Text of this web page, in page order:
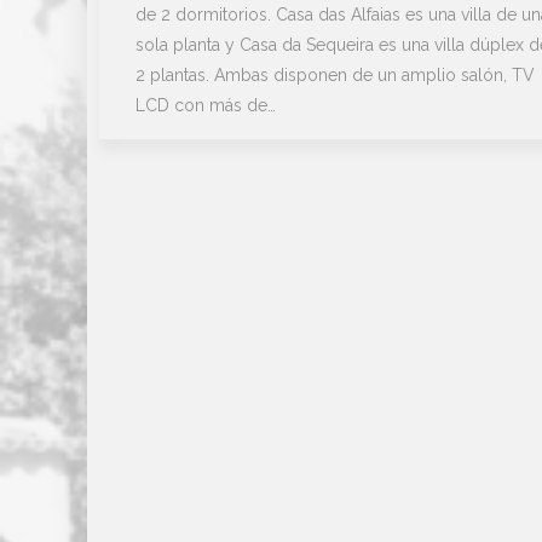
de 2 dormitorios. Casa das Alfaias es una villa de
sola planta y Casa da Sequeira es una villa dúplex
2 plantas. Ambas disponen de un amplio salón, TV
LCD con más de…